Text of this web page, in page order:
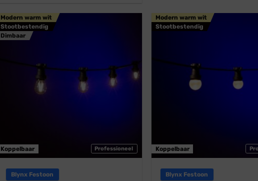
Professioneel
Modern warm wit
Stootbestendig
Dimbaar
Koppelbaar
Blynx Festoon
Modern warm wit
Stootbestendig
Koppelbaar
Blynx Festoon